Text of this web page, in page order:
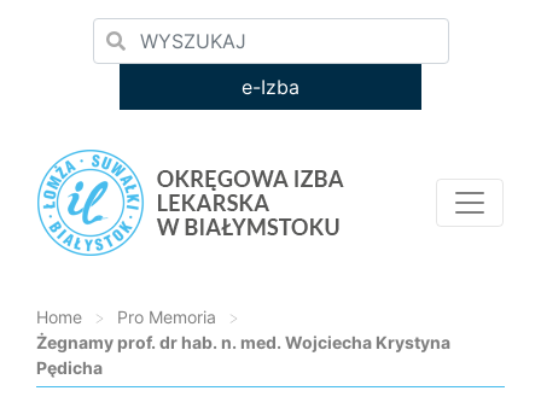
e-Izba
Home > Pro Memoria
>
Żegnamy prof. dr hab. n. med. Wojciecha Krystyna
Pędicha